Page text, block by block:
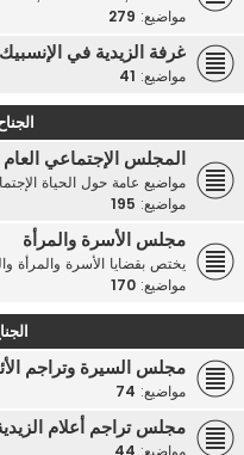
مواضيع: 279
غرفة الزيدية في الإنسبيك
مواضيع: 41
المجلس الإجتماعي العام
مواضيع عامة حول الحياة
مواضيع: 195
مجلس الأسرة والمرأة
يختص بقضايا الأسرة والمرأة
مواضيع: 170
مجلس السيرة وتراجم
مواضيع: 74
مجلس تراجم أعلام
مواضيع: 44